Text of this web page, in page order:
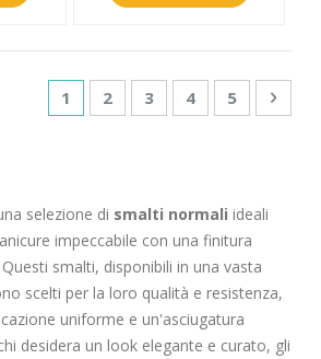
Pagina
Attualmente stai leggendo la
1 Pagina
2 Pagina
3 Pagina
4 Pagina
5
selezione di smalti normali ideali
impeccabile con una finitura
smalti, disponibili in una vasta
scelti per la loro qualità e resistenza,
uniforme e un'asciugatura
desidera un look elegante e curato, gli